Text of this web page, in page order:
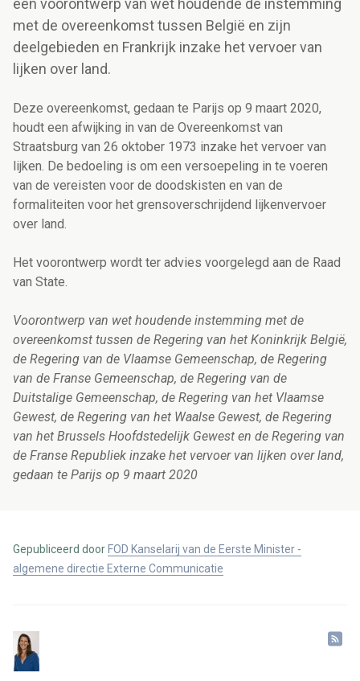
een voorontwerp van wet houdende de instemming
met de overeenkomst tussen België en zijn
deelgebieden en Frankrijk inzake het vervoer van
lijken over land.
Deze overeenkomst, gedaan te Parijs op 9 maart 2020,
houdt een afwijking in van de Overeenkomst van
Straatsburg van 26 oktober 1973 inzake het vervoer van
lijken. De bedoeling is om een versoepeling in te voeren
van de vereisten voor de doodskisten en van de
formaliteiten voor het grensoverschrijdend lijkenvervoer
over land.
Het voorontwerp wordt ter advies voorgelegd aan de Raad
van State.
Voorontwerp van wet houdende instemming met de
overeenkomst tussen de Regering van het Koninkrijk België,
de Regering van de Vlaamse Gemeenschap, de Regering
van de Franse Gemeenschap, de Regering van de
Duitstalige Gemeenschap, de Regering van het Vlaamse
Gewest, de Regering van het Waalse Gewest, de Regering
van het Brussels Hoofdstedelijk Gewest en de Regering van
de Franse Republiek inzake het vervoer van lijken over land,
gedaan te Parijs op 9 maart 2020
Gepubliceerd door FOD Kanselarij van de Eerste Minister -
algemene directie Externe Communicatie